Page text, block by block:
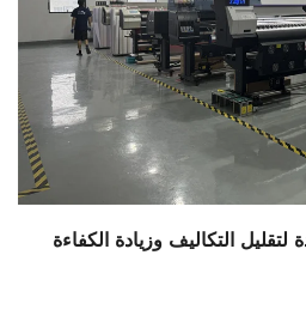
التكاليف وزيادة الكفاءة